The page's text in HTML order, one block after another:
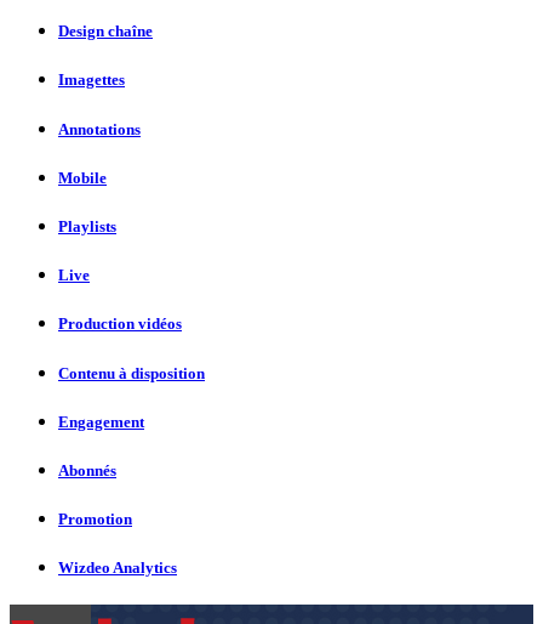
Design chaîne
Imagettes
Annotations
Mobile
Playlists
Live
Production vidéos
Contenu à disposition
Engagement
Abonnés
Promotion
Wizdeo Analytics